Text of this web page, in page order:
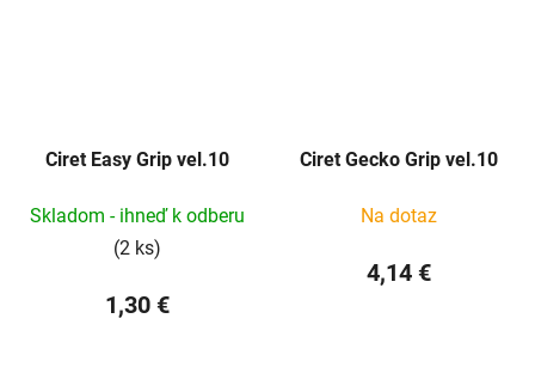
Ciret Easy Grip vel.10
Skladom - ihneď k odberu
(2 ks)
1,30 €
Ciret Gecko Grip vel.10
Na dotaz
4,14 €